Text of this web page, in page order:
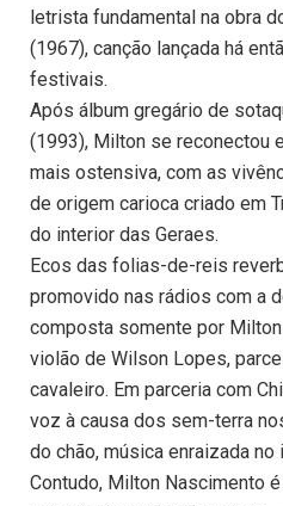
letrista fundamental na obra
(1967), canção lançada há
festivais.
Após álbum gregário de
(1993), Milton se reconectou
mais ostensiva, com as
de origem carioca criado em
do interior das Geraes.
Ecos das folias-de-reis
promovido nas rádios com a
composta somente por
violão de Wilson Lopes,
cavaleiro. Em parceria com
voz à causa dos sem-terra
do chão, música enraizada
Contudo, Milton Nascimento